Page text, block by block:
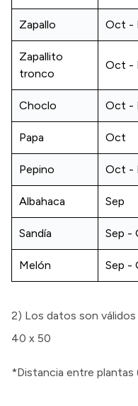
Zapallo Oct -
Zapallito
tronco
Oct -
Choclo Oct -
Papa Oct
Pepino Oct -
Albahaca Sep
Sandía Sep -
Melón Sep -
2) Los datos son
40 x 50
*Distancia entre plantas